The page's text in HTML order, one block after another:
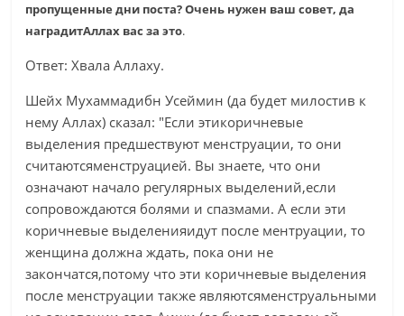
пропущенные дни поста? Очень нужен ваш совет, да
наградитАллах вас за это.
Ответ: Хвала Аллаху.
Шейх Мухаммадибн Усеймин (да будет милостив к
нему Аллах) сказал: "Если этикоричневые
выделения предшествуют менструации, то они
считаютсяменструацией. Вы знаете, что они
означают начало регулярных выделений,если
сопровождаются болями и спазмами. А если эти
коричневые выделенияидут после ментруации, то
женщина должна ждать, пока они не
закончатся,потому что эти коричневые выделения
после менструации также являютсяменструальными